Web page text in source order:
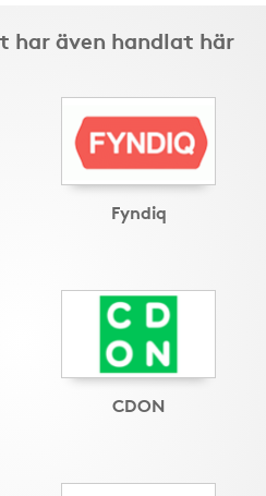
har även handlat här
Fyndiq
CDON